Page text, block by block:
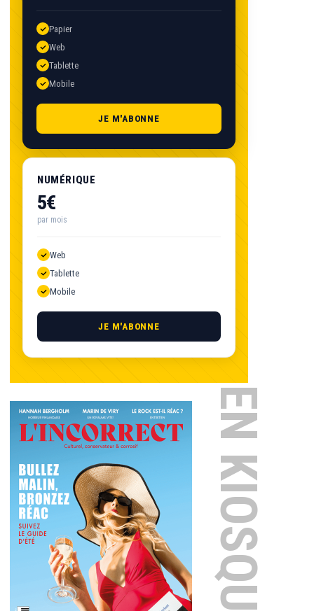
Papier
Web
Tablette
Mobile
JE M'ABONNE
NUMÉRIQUE
5€
par mois
Web
Tablette
Mobile
JE M'ABONNE
EN KIOSQUE